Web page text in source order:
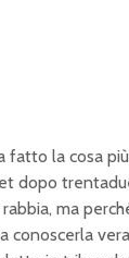
fatto la cosa
dopo
ma
conoscerla